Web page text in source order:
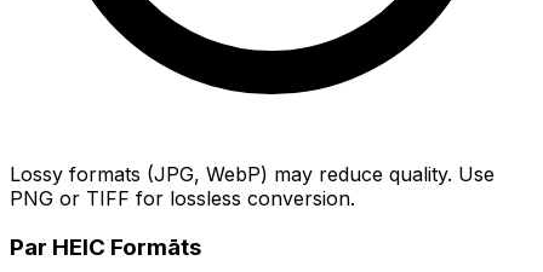
Lossy formats (JPG, WebP) may reduce quality. Use
PNG or TIFF for lossless conversion.
Par HEIC Formāts